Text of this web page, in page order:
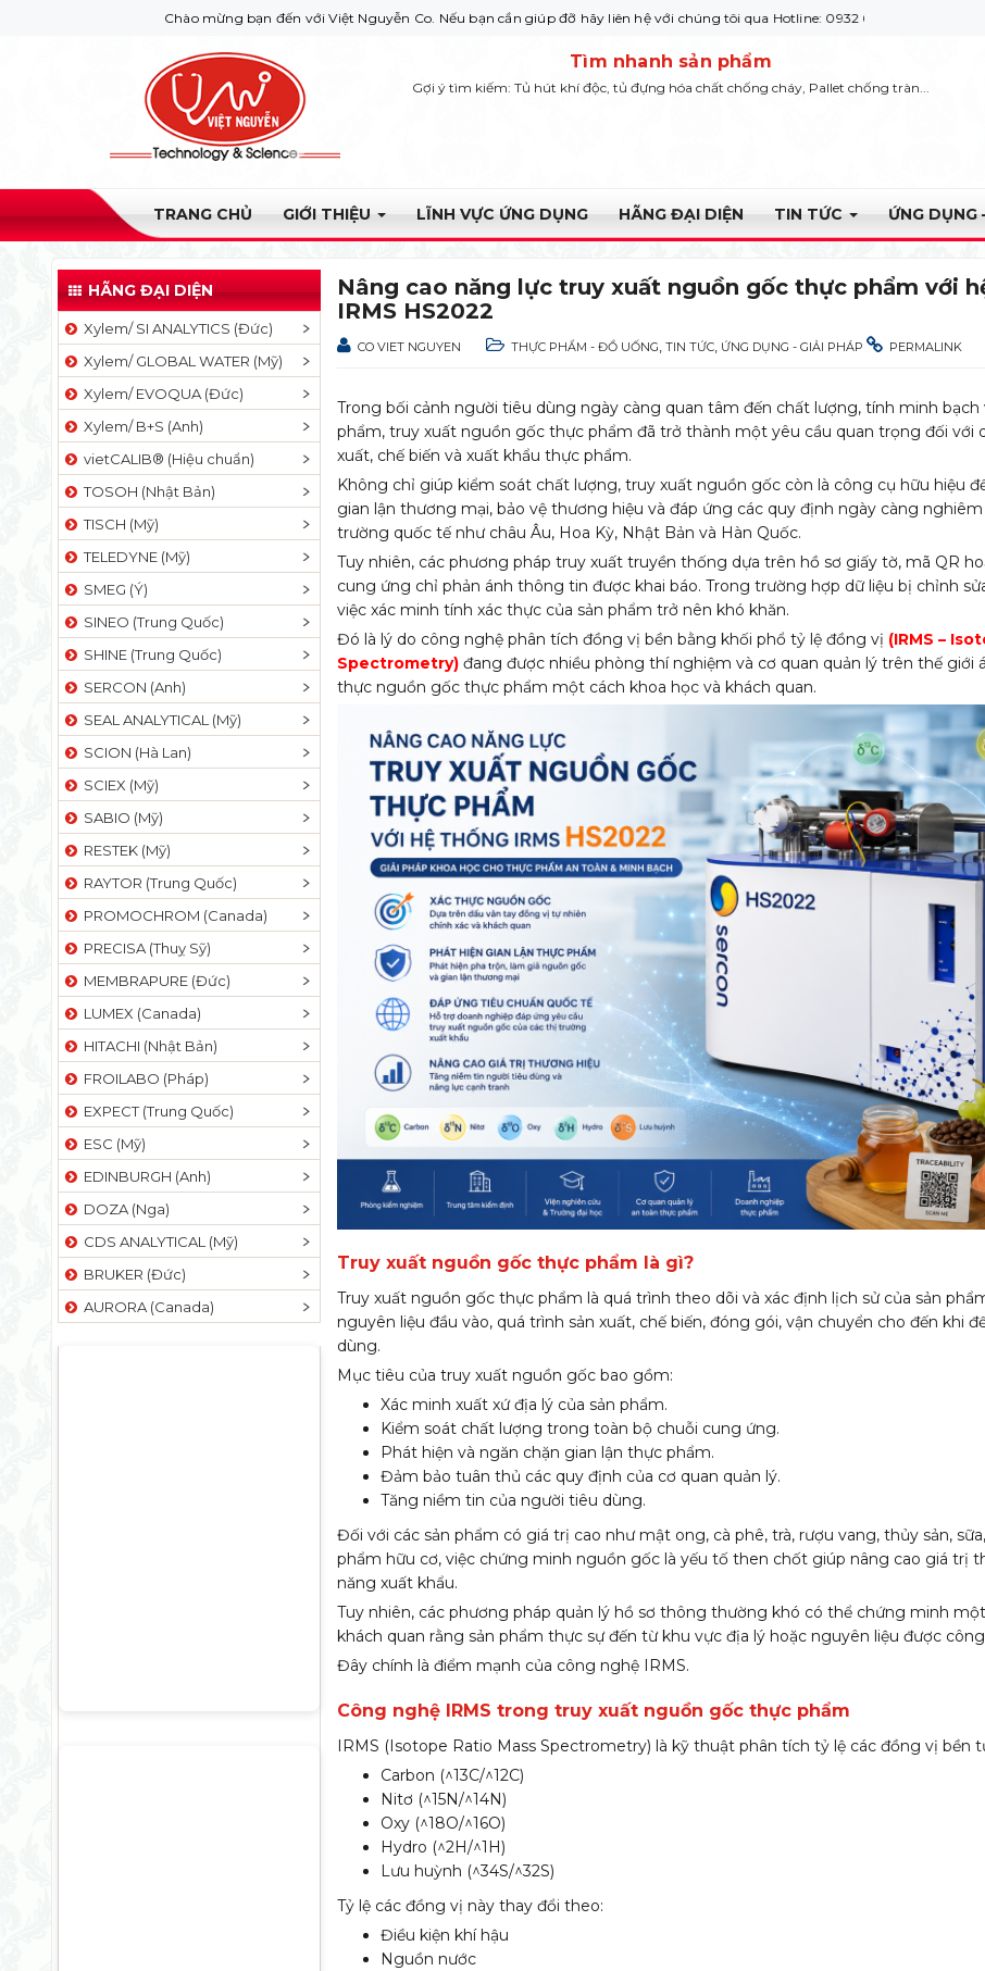
Chào mừng bạn đến với Việt Nguyễn Co. Nếu bạn cần giúp đỡ hãy liên hệ với chúng tôi qua Hotline: 0932 664422
Tìm nhanh sản phẩm
Gợi ý tìm kiếm: Tủ hút khí độc, tủ đựng hóa chất chống cháy, Pallet chống tràn...
TRANG CHỦ GIỚI THIỆU LĨNH VỰC ỨNG DỤNG HÃNG ĐẠI DIỆN TIN TỨC ỨNG DỤNG
HÃNG ĐẠI DIỆN
Xylem/ SI ANALYTICS (Đức)
Xylem/ GLOBAL WATER (Mỹ)
Xylem/ EVOQUA (Đức)
Xylem/ B+S (Anh)
vietCALIB® (Hiệu chuẩn)
TOSOH (Nhật Bản)
TISCH (Mỹ)
TELEDYNE (Mỹ)
SMEG (Ý)
SINEO (Trung Quốc)
SHINE (Trung Quốc)
SERCON (Anh)
SEAL ANALYTICAL (Mỹ)
SCION (Hà Lan)
SCIEX (Mỹ)
SABIO (Mỹ)
RESTEK (Mỹ)
RAYTOR (Trung Quốc)
PROMOCHROM (Canada)
PRECISA (Thuỵ Sỹ)
MEMBRAPURE (Đức)
LUMEX (Canada)
HITACHI (Nhật Bản)
FROILABO (Pháp)
EXPECT (Trung Quốc)
ESC (Mỹ)
EDINBURGH (Anh)
DOZA (Nga)
CDS ANALYTICAL (Mỹ)
BRUKER (Đức)
AURORA (Canada)
Nâng cao năng lực truy xuất nguồn gốc thực phẩm với
IRMS HS2022
CO VIET NGUYEN THỰC PHẨM - ĐỒ UỐNG ,TIN TỨC ỨNG DỤNG - GIẢI PHÁP PERMALINK
Trong bối cảnh người tiêu dùng ngày càng quan tâm đến chất lượng, tính minh bạch
phẩm, truy xuất nguồn gốc thực phẩm đã trở thành một yêu cầu quan trọng đối với
xuất, chế biến và xuất khẩu thực phẩm.
Không chỉ giúp kiểm soát chất lượng, truy xuất nguồn gốc còn là công cụ hữu hiệu
gian lận thương mại, bảo vệ thương hiệu và đáp ứng các quy định ngày càng
trường quốc tế như châu Âu, Hoa Kỳ, Nhật Bản và Hàn Quốc.
Tuy nhiên, các phương pháp truy xuất truyền thống dựa trên hồ sơ giấy tờ, mã QR
cung ứng chỉ phản ánh thông tin được khai báo. Trong trường hợp dữ liệu bị chỉnh
việc xác minh tính xác thực của sản phẩm trở nên khó khăn.
Đó là lý do công nghệ phân tích đồng vị bền bằng khối phổ tỷ lệ đồng vị (IRMS –
Spectrometry) đang được nhiều phòng thí nghiệm và cơ quan quản lý trên thế giới
thực nguồn gốc thực phẩm một cách khoa học và khách quan.
Truy xuất nguồn gốc thực phẩm là gì?
Truy xuất nguồn gốc thực phẩm là quá trình theo dõi và xác định lịch sử của sản
nguyên liệu đầu vào, quá trình sản xuất, chế biến, đóng gói, vận chuyển cho đến khi
dùng.
Mục tiêu của truy xuất nguồn gốc bao gồm:
Xác minh xuất xứ địa lý của sản phẩm.
Kiểm soát chất lượng trong toàn bộ chuỗi cung ứng.
Phát hiện và ngăn chặn gian lận thực phẩm.
Đảm bảo tuân thủ các quy định của cơ quan quản lý.
Tăng niềm tin của người tiêu dùng.
Đối với các sản phẩm có giá trị cao như mật ong, cà phê, trà, rượu vang, thủy sản,
phẩm hữu cơ, việc chứng minh nguồn gốc là yếu tố then chốt giúp nâng cao giá trị
năng xuất khẩu.
Tuy nhiên, các phương pháp quản lý hồ sơ thông thường khó có thể chứng minh
khách quan rằng sản phẩm thực sự đến từ khu vực địa lý hoặc nguyên liệu được
Đây chính là điểm mạnh của công nghệ IRMS.
Công nghệ IRMS trong truy xuất nguồn gốc thực phẩm
IRMS (Isotope Ratio Mass Spectrometry) là kỹ thuật phân tích tỷ lệ các đồng vị bền
Carbon (^13C/^12C)
Nitơ (^15N/^14N)
Oxy (^18O/^16O)
Hydro (^2H/^1H)
Lưu huỳnh (^34S/^32S)
Tỷ lệ các đồng vị này thay đổi theo:
Điều kiện khí hậu
Nguồn nước